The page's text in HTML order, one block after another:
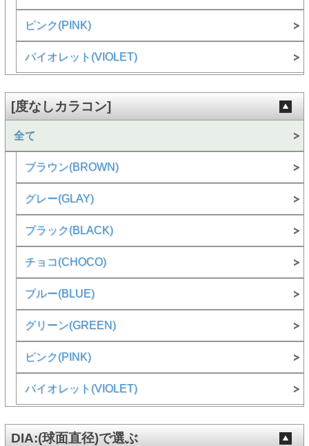
ピンク(PINK)
バイオレット(VIOLET)
[度なしカラコン]
全て
ブラウン(BROWN)
グレー(GLAY)
ブラック(BLACK)
チョコ(CHOCO)
ブルー(BLUE)
グリーン(GREEN)
ピンク(PINK)
バイオレット(VIOLET)
DIA:(球面直径)で選ぶ